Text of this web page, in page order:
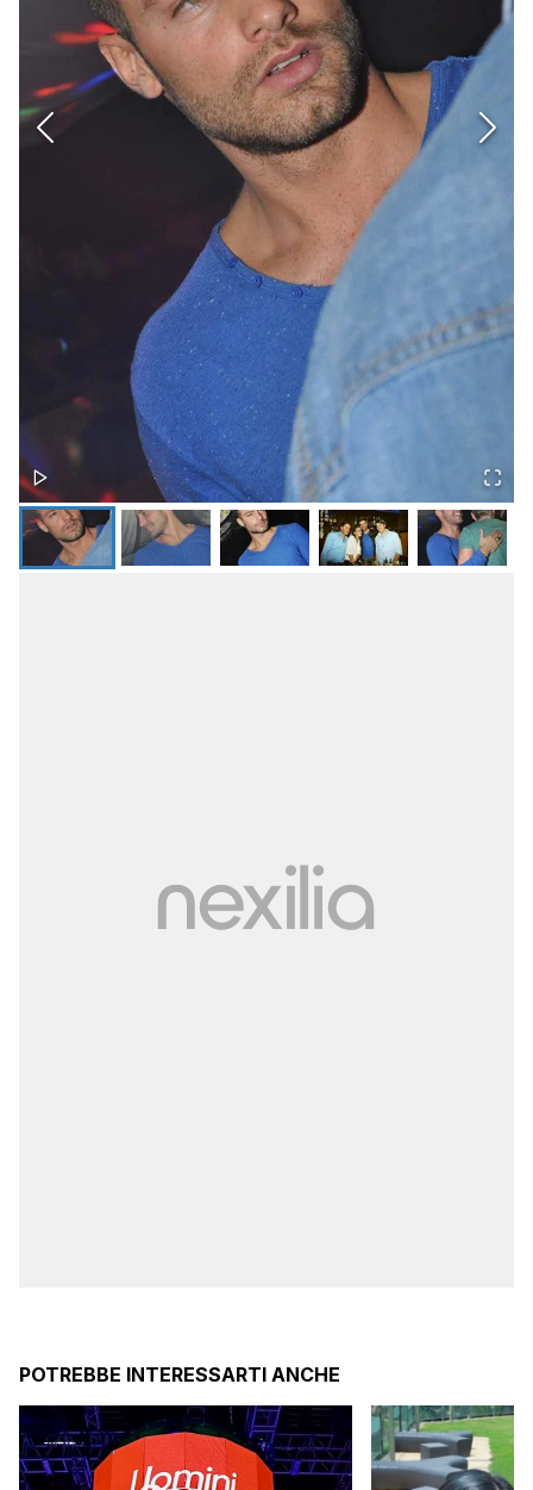
POTREBBE INTERESSARTI ANCHE